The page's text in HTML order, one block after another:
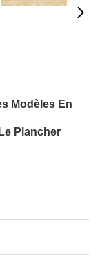
Modèles En
Plancher